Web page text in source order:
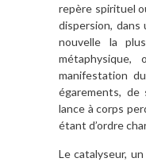
repère spirituel
dispersion, dans
nouvelle la
métaphysique,
manifestation
égarements, de
lance à corps
étant d’ordre
Le catalyseur, un